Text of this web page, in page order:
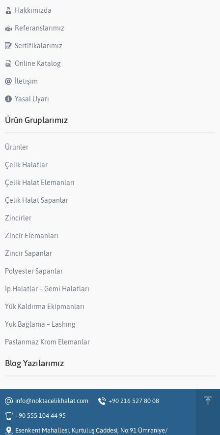
Hakkımızda
Referanslarımız
Sertifikalarımız
Online Katalog
İletişim
Yasal Uyarı
Ürün Gruplarımız
Ürünler
Çelik Halatlar
Çelik Halat Elemanları
Çelik Halat Sapanlar
Zincirler
Zincir Elemanları
Zincir Sapanlar
Polyester Sapanlar
İp Halatlar – Gemi Halatları
Yük Kaldırma Ekipmanları
Yük Bağlama – Lashing
Paslanmaz Krom Elemanlar
Blog Yazılarımız
info@noktacelikhalat.com
+90 216 527 80 08
+90 555 104 44 95
Esenkent Mahallesi, Kurtuluş Caddesi, No:91 Ümraniye/